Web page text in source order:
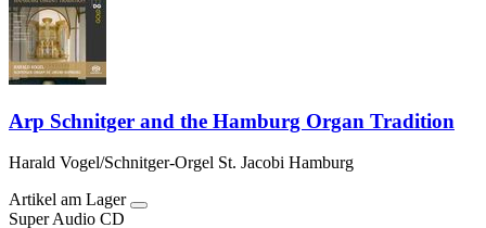
Arp Schnitger and the Hamburg Organ Tradition
Harald Vogel/Schnitger-Orgel St. Jacobi Hamburg
Artikel am Lager
Super Audio CD